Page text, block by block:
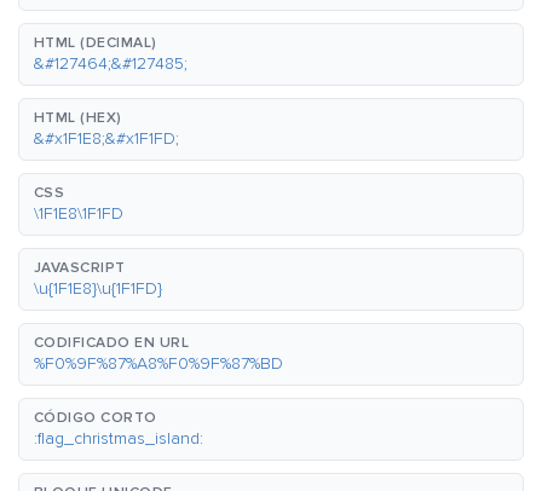
HTML (DECIMAL)
&#127464;&#127485;
HTML (HEX)
&#x1F1E8;&#x1F1FD;
CSS
\1F1E8\1F1FD
JAVASCRIPT
\u{1F1E8}\u{1F1FD}
CODIFICADO EN URL
%F0%9F%87%A8%F0%9F%87%BD
CÓDIGO CORTO
:flag_christmas_island: